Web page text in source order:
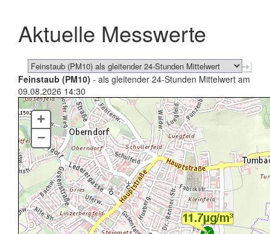
schließen
Aktuelle Messwerte
Feinstaub (PM10) - als gleitender 24-Stunden Mittelwert am
09.08.2026 14:30
+
–